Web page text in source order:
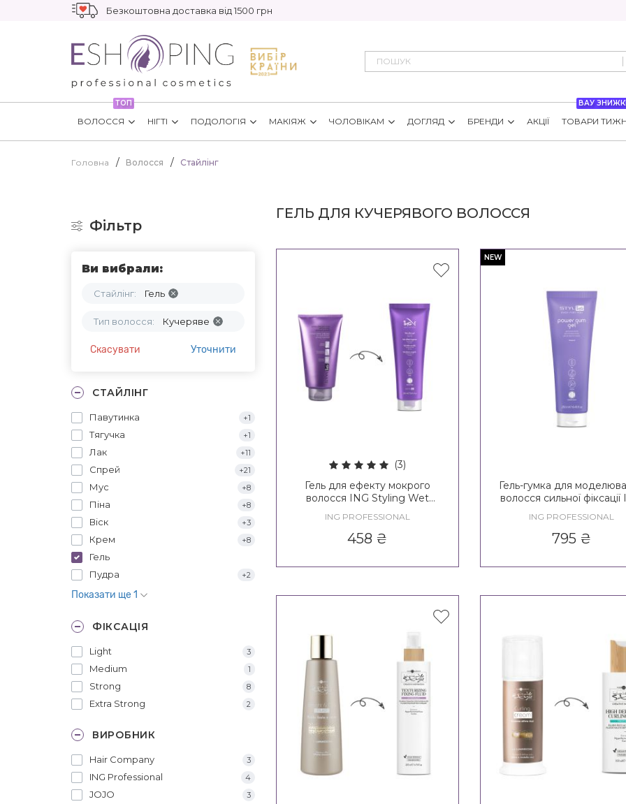
Безкоштовна доставка від 1500 грн
ТОП
ВОЛОССЯ НІГТІ ПОДОЛОГІЯ МАКІЯЖ ЧОЛОВІКАМ ДОГЛЯД БРЕНДИ АКЦІЇ
ВАУ
ТОВАРИ
Головна Волосся Стайлінг
Фільтр
Ви вибрали:
Стайлінг: Гель
Тип волосся: Кучеряве
Скасувати Уточнити
СТАЙЛІНГ
Павутинка +1
Тягучка +1
Лак +11
Спрей +21
Мус +8
Піна +8
Віск +3
Крем +8
Гель
Пудра
+2
Показати ще 1
ФІКСАЦІЯ
Light 3
Medium 1
Strong 8
Extra Strong 2
ВИРОБНИК
Hair Company 3
ING Professional 4
JOJO 3
ГЕЛЬ ДЛЯ КУЧЕРЯВОГО ВОЛОССЯ
(3)
Гель для ефекту мокрого
волосся ING Styling Wet
ING PROFESSIONAL
458 ₴
NEW
Гель-гумка для
волосся сильної фіксації
ING PROFESSIONAL
795 ₴